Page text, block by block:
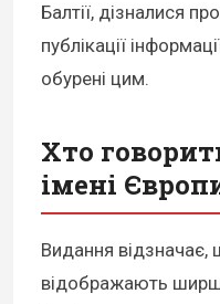
Балтії, дізналися
публікації
обурені цим.
Хто
імені
Видання відзначає,
відображають